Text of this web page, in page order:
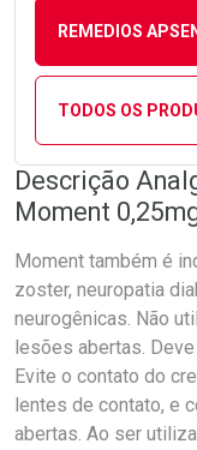
REMEDIOS
TODOS OS
Descrição
Moment
Moment também é
zoster, neuropatia
neurogênicas. Não
lesões abertas.
Evite o contato do
lentes de contato, e
abertas. Ao ser